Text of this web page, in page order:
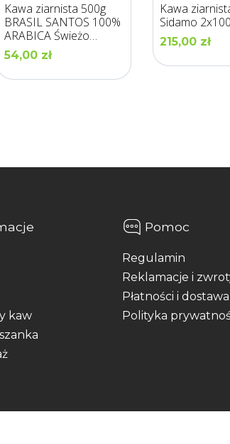
Kawa ziarnista 500g
BRASIL SANTOS 100%
ARABICA Świeżo
Palona – LOS GUSTOS
54,00 zł
Kawa
Sidamo
215,00 zł
kaw
Pomoc
Regulamin
Reklamacje i
Płatności i dostawa
Polityka